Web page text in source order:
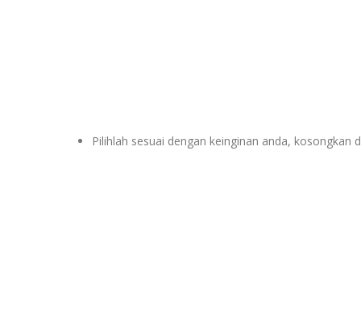
Pilihlah sesuai dengan keinginan anda, kosongkan